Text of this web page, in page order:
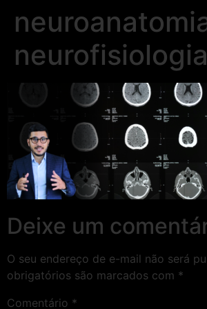
neurofisiologia
Deixe um
O seu endereço de e-mail não será
obrigatórios são marcados com *
Comentário *